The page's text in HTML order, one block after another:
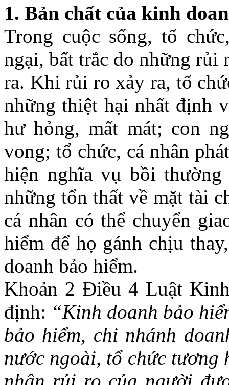
1. Bản chất của kinh
Trong cuộc sống, tổ
ngại, bất trắc do những
ra. Khi rủi ro xảy ra, tổ
những thiệt hại nhất định
hư hỏng, mất mát; con
vong; tổ chức, cá nhân
hiện nghĩa vụ bồi
những tổn thất về mặt tài
cá nhân có thể chuyển
hiểm để họ gánh chịu
doanh bảo hiểm.
Khoản 2 Điều 4 Luật
định: “Kinh doanh bảo
bảo hiểm, chi nhánh
nước ngoài, tổ chức tương
nhận rủi ro của người